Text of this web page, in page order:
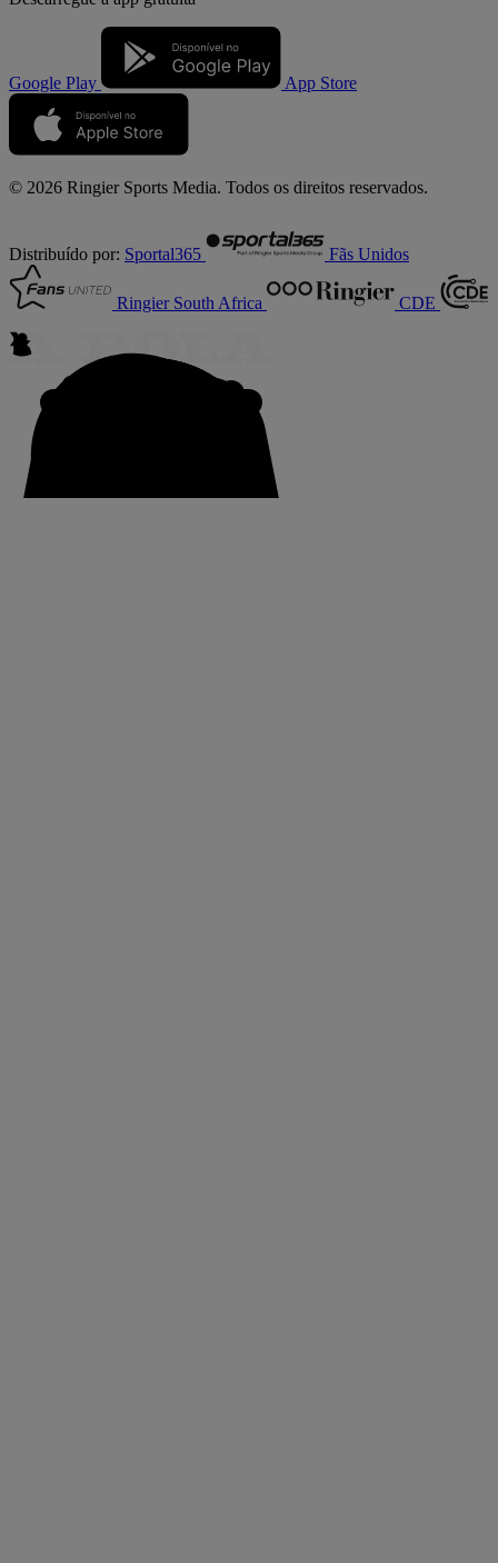
Google Play App Store
© 2026 Ringier Sports Media. Todos os direitos reservados.
Distribuído por: Sportal365 Fãs Unidos
Ringier South Africa CDE